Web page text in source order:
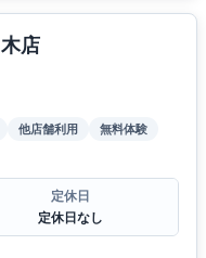
店
他店舗利用
無料体験
定休日
定休日なし